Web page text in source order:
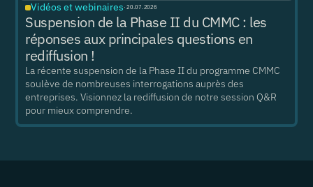
Vidéos et webinaires ·20.07.2026
Suspension de la Phase II du CMMC : les
réponses aux principales questions en
rediffusion !
La récente suspension de la Phase II du programme CMMC
soulève de nombreuses interrogations auprès des
entreprises. Visionnez la rediffusion de notre session Q&R
pour mieux comprendre.